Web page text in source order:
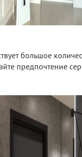
большое
предпочтение